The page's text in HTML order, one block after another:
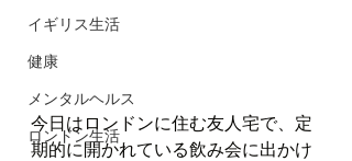
イギリス生活
健康
メンタルヘルス
ロンドン生活
今日はロンドンに住む友人宅で、定
期的に開かれている飲み会に出かけ